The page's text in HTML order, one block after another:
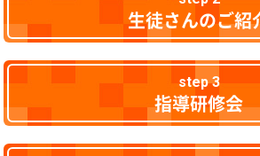
生徒さんのご紹
step 3
指導研修会